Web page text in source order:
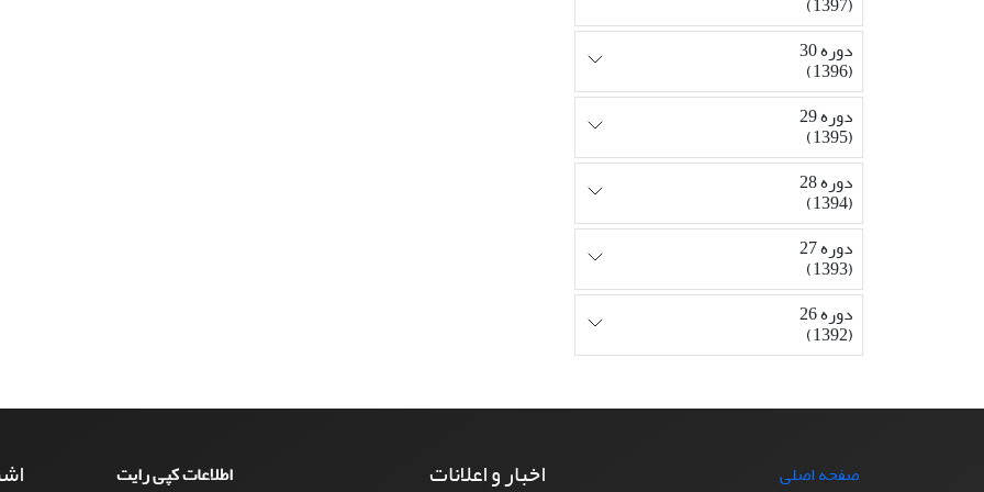
دوره 30
(1396)
دوره 29
(1395)
دوره 28
(1394)
دوره 27
(1393)
دوره 26
(1392)
صفحه اصلی
اخبار و اعلانات اطلاعات کپی رایت